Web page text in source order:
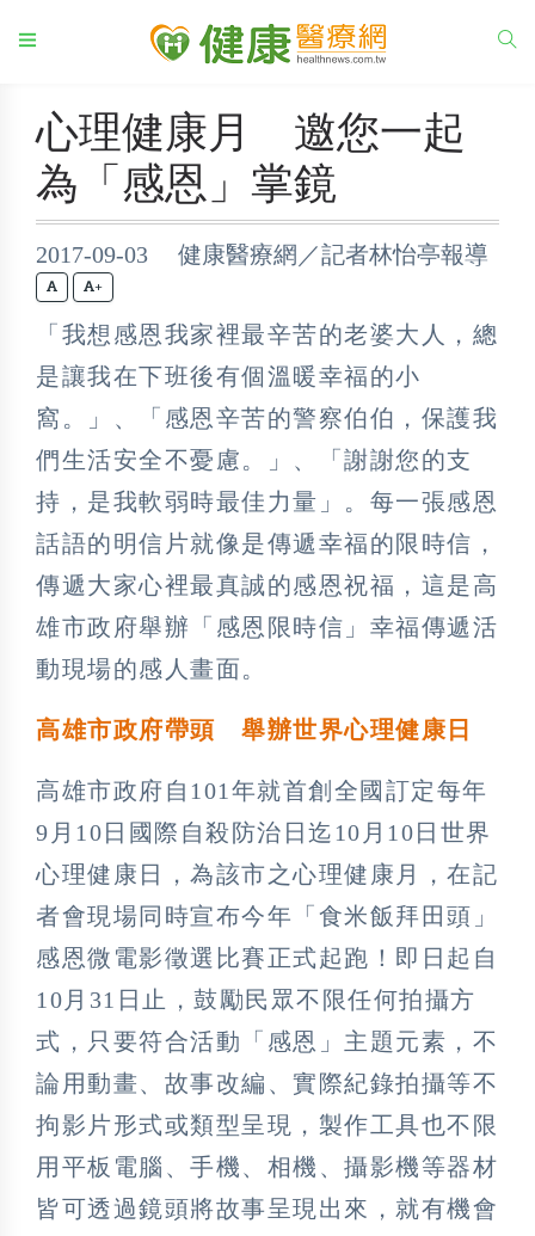
心理健康月 邀您一起
為「感恩」掌鏡
2017-09-03 健康醫療網／記者林怡亭報導
+
「我想感恩我家裡最辛苦的老婆大人，總
是讓我在下班後有個溫暖幸福的小
窩。」、「感恩辛苦的警察伯伯，保護我
們生活安全不憂慮。」、「謝謝您的支
持，是我軟弱時最佳力量」。每一張感恩
話語的明信片就像是傳遞幸福的限時信，
傳遞大家心裡最真誠的感恩祝福，這是高
雄市政府舉辦「感恩限時信」幸福傳遞活
動現場的感人畫面。
高雄市政府帶頭 舉辦世界心理健康日
高雄市政府自101年就首創全國訂定每年
9月10日國際自殺防治日迄10月10日世界
心理健康日，為該市之心理健康月，在記
者會現場同時宣布今年「食米飯拜田頭」
感恩微電影徵選比賽正式起跑！即日起自
10月31日止，鼓勵民眾不限任何拍攝方
式，只要符合活動「感恩」主題元素，不
論用動畫、故事改編、實際紀錄拍攝等不
拘影片形式或類型呈現，製作工具也不限
用平板電腦、手機、相機、攝影機等器材
皆可透過鏡頭將故事呈現出來，就有機會